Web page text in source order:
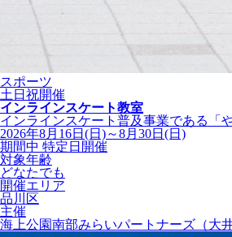
スポーツ
土日祝開催
インラインスケート教室
インラインスケート普及事業である「
2026年8月16日(日)～8月30日(日)
期間中 特定日開催
対象年齢
どなたでも
開催エリア
品川区
主催
海上公園南部みらいパートナーズ（大